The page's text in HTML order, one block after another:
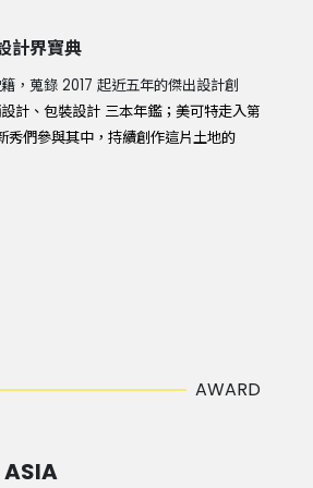
計界寶典
，蒐錄 2017 起近五年的傑出設計創
計、包裝設計 三本年鑑；美可特走入第
們參與其中，持續創作這片土地的
AWARD
ASIA